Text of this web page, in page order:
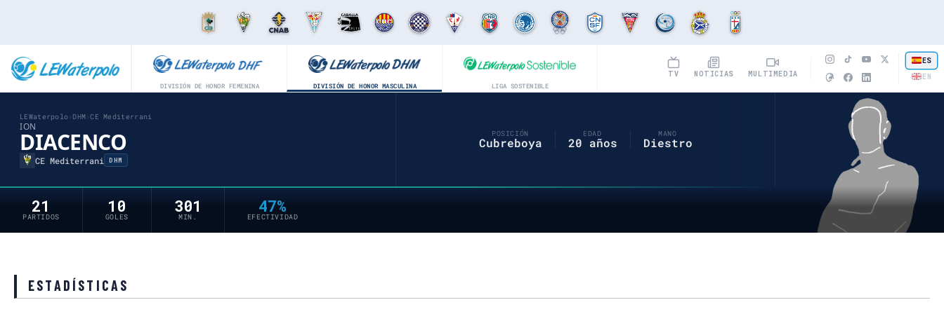
DIVISIÓN DE HONOR FEMENINA DIVISIÓN DE HONOR MASCULINA LIGA SOSTENIBLE
TV NOTICIAS MULTIMEDIA
ES
EN
LEWaterpolo› DHM›CE Mediterrani
ION
DIACENCO
CE Mediterrani DHM
POSICIÓN
Cubreboya
EDAD
20 años
MANO
Diestro
21
PARTIDOS
10
GOLES
301
MIN.
47%
EFECTIVIDAD
ESTADÍSTICAS